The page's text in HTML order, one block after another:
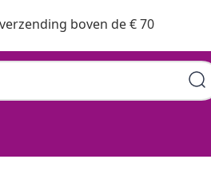
boven de € 70